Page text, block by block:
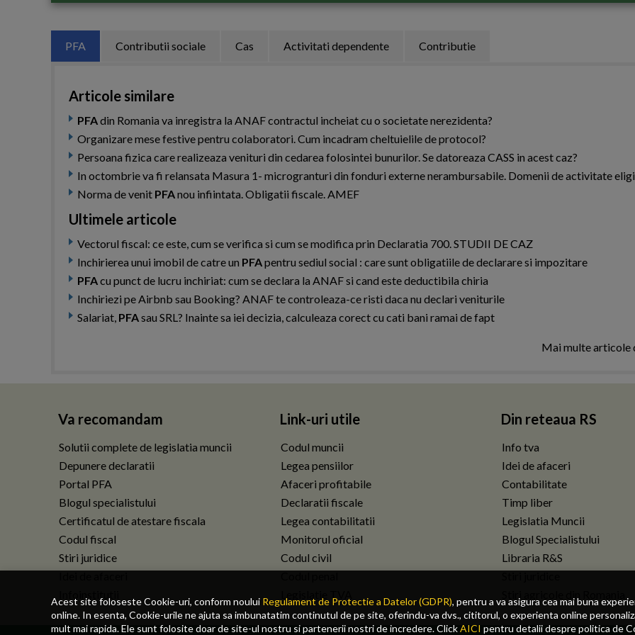
Acest site foloseste Cookie-uri, conform noului Regulament de Protectie a Datelor (GDPR), pentru a va asigura cea mai buna
online. In esenta, Cookie-urile ne ajuta sa imbunatatim continutul de pe site, oferindu-va dvs., cititorul, o experienta online
mult mai rapida. Ele sunt folosite doar de site-ul nostru si partenerii nostri de incredere. ClickAICI pentru detalii despre politica de
PFA Contributii sociale Cas Activitati dependente Contributie
Articole similare
PFAdin Romania va inregistra la ANAF contractul incheiat cu o societate nerezidenta?
Organizare mese festive pentru colaboratori. Cum incadram cheltuielile de protocol?
Persoana fizica care realizeaza venituri din cedarea folosintei bunurilor. Se datoreaza CASS in acest caz?
In octombrie va fi relansata Masura 1- microgranturi din fonduri externe nerambursabile. Domenii de activitate
Norma de venit PFAnou infiintata. Obligatii fiscale. AMEF
Ultimele articole
Vectorul fiscal: ce este, cum se verifica si cum se modifica prin Declaratia 700. STUDII DE CAZ
Inchirierea unui imobil de catre un PFApentru sediul social : care sunt obligatiile de declarare si impozitare
PFAcu punct de lucru inchiriat: cum se declara la ANAF si cand este deductibila chiria
Inchiriezi pe Airbnb sau Booking? ANAF te controleaza-ce risti daca nu declari veniturile
Salariat, PFAsau SRL? Inainte sa iei decizia, calculeaza corect cu cati bani ramai de fapt
Mai multe articole
Va recomandam
Solutii complete de legislatia muncii
Depunere declaratii
Portal PFA
Blogul specialistului
Certificatul de atestare fiscala
Codul fiscal
Stiri juridice
Link-uri utile
Codul muncii
Legea pensiilor
Afaceri profitabile
Declaratii fiscale
Legea contabilitatii
Monitorul oficial
Codul civil
Din reteaua RS
Info tva
Idei de afaceri
Contabilitate
Timp liber
Legislatia Muncii
Blogul Specialistului
Libraria R&S